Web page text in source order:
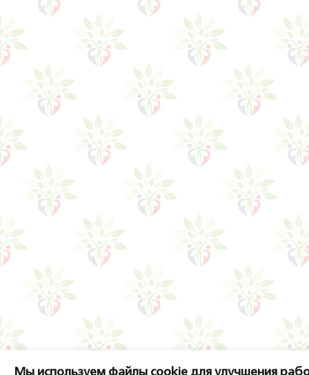
Мы используем файлы cookie для улучшения